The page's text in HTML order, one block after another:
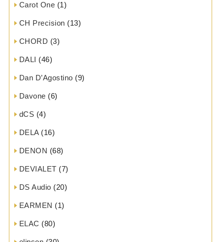
Carot One (1)
CH Precision (13)
CHORD (3)
DALI (46)
Dan D’Agostino (9)
Davone (6)
dCS (4)
DELA(16)
DENON (68)
DEVIALET (7)
DS Audio (20)
EARMEN (1)
ELAC (80)